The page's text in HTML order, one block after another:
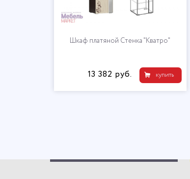
Шкаф платяной Стенка "Кватро"
купить
13 382 руб.